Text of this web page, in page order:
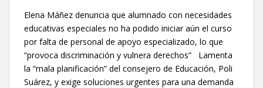
Elena Máñez denuncia que alumnado con necesidades
educativas especiales no ha podido iniciar aún el curso
por falta de personal de apoyo especializado, lo que
“provoca discriminación y vulnera derechos” Lamenta
la “mala planificación” del consejero de Educación, Poli
Suárez, y exige soluciones urgentes para una demanda